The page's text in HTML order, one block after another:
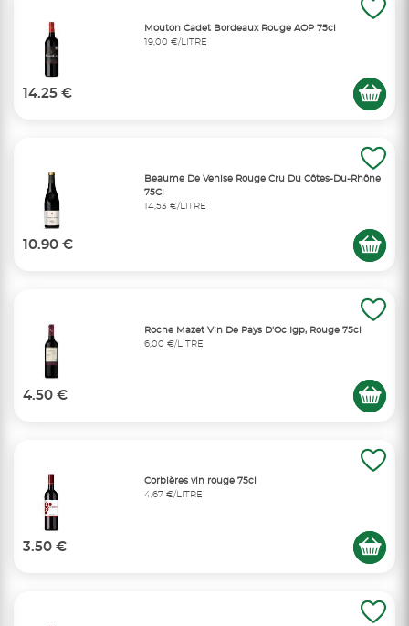
Mouton Cadet Bordeaux Rouge AOP 75cl
19,00 €/LITRE
14.25 €
Beaume De Venise Rouge Cru Du Côtes-Du-Rhône
75Cl
14,53 €/LITRE
10.90 €
Roche Mazet Vin De Pays D'Oc Igp, Rouge 75cl
6,00 €/LITRE
4.50 €
Corbières vin rouge 75cl
4,67 €/LITRE
3.50 €